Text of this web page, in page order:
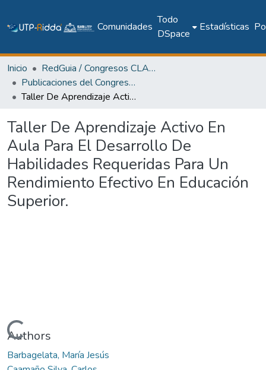
Comunidades
Todo
DSpace
Estadísticas
Inicio
RedGuia / Congresos CLABES
Publicaciones del Congreso Internacional CLABES
Taller De Aprendizaje Activo En Aula Para El Desarrollo De Habilidades Requeridas Para Un Rendimiento Efectivo En Educación Superior.
Taller De Aprendizaje Activo En
Aula Para El Desarrollo De
Habilidades Requeridas Para Un
Rendimiento Efectivo En Educación
Superior.
Cargando...
Authors
Barbagelata, María Jesús